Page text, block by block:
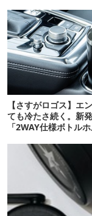
【さすがロゴス】エ
ても冷たさ続く。新
「2WAY仕様ボトル